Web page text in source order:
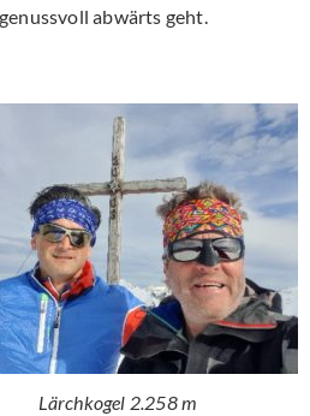
abwärts geht.
Lärchkogel 2.258 m